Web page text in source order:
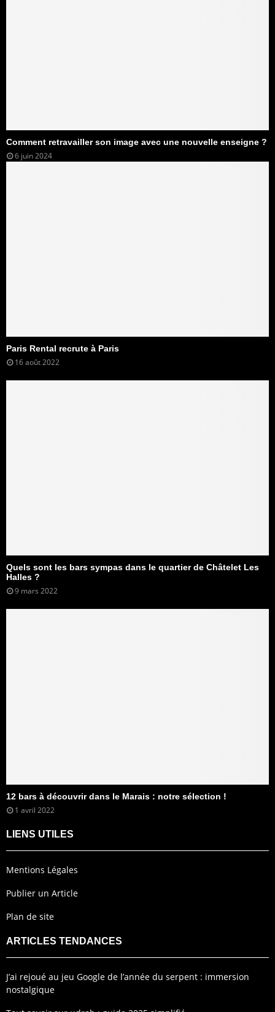
Comment retravailler son image avec une nouvelle enseigne ?
6 juin 2024
Paris Rental recrute à Paris
16 août 2022
Quels sont les bars sympas dans le quartier de Châtelet Les
Halles ?
9 mars 2022
12 bars à découvrir dans le Marais : notre sélection !
1 avril 2022
LIENS UTILES
Mentions Légales
Publier un Article
Plan de site
ARTICLES TENDANCES
J’ai rejoué au jeu Google de l’année du serpent : immersion
nostalgique